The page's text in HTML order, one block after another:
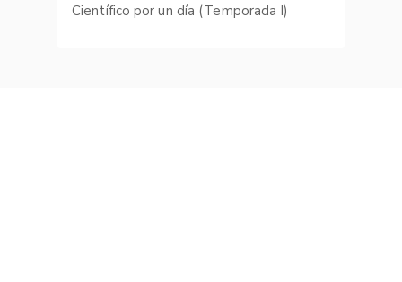
Científico por un día (Temporada I)